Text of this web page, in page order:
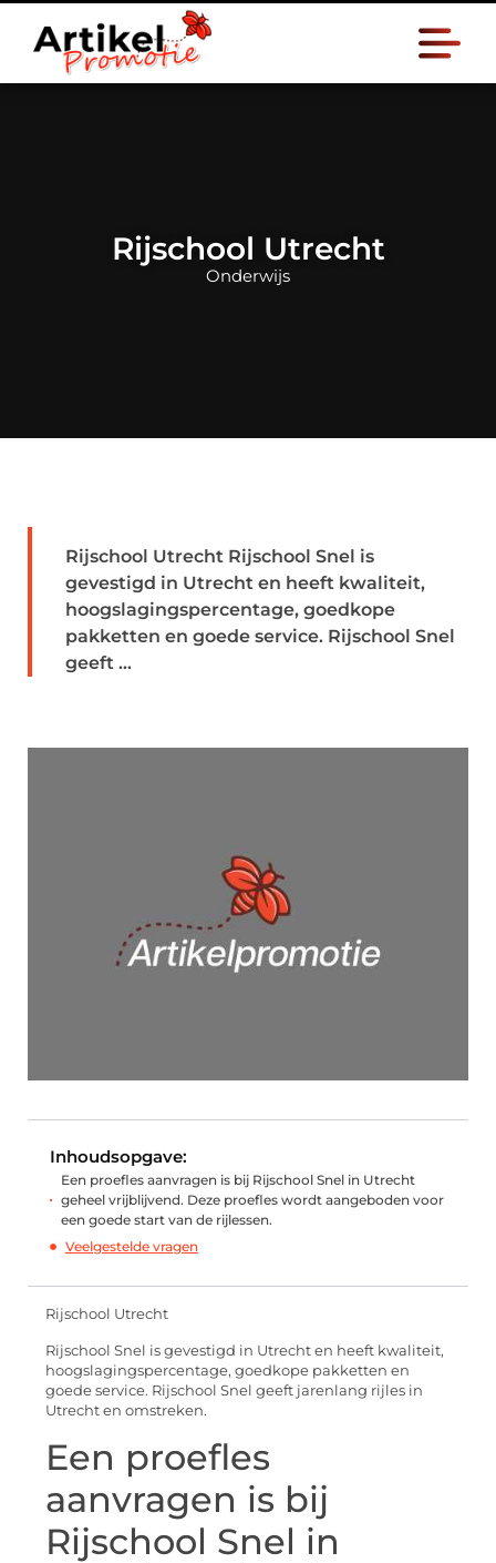
Rijschool Utrecht
Onderwijs
Rijschool Utrecht Rijschool Snel is
gevestigd in Utrecht en heeft kwaliteit,
hoogslagingspercentage, goedkope
pakketten en goede service. Rijschool Snel
geeft ...
Inhoudsopgave:
Een proefles aanvragen is bij Rijschool Snel in Utrecht
geheel vrijblijvend. Deze proefles wordt aangeboden voor
een goede start van de rijlessen.
Veelgestelde vragen
Rijschool Utrecht
Rijschool Snel is gevestigd in Utrecht en heeft kwaliteit,
hoogslagingspercentage, goedkope pakketten en
goede service. Rijschool Snel geeft jarenlang rijles in
Utrecht en omstreken.
Een proefles
aanvragen is bij
Rijschool Snel in